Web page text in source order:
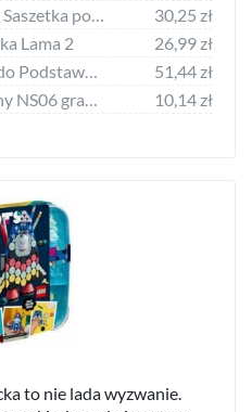
Piórnik Coolpack Piórnik - Saszetka podwójna Primus (85158CP)
30,25 zł
Lama 2
26,99 zł
Piórnik Szkolny Baletnica do Podstawówki dla Dziewczynki Tancerka [PWJBL11]
51,44 zł
Piórnik Teka Piórnik szkolny NS06 granatowy
10,14 zł
to nie lada wyzwanie.